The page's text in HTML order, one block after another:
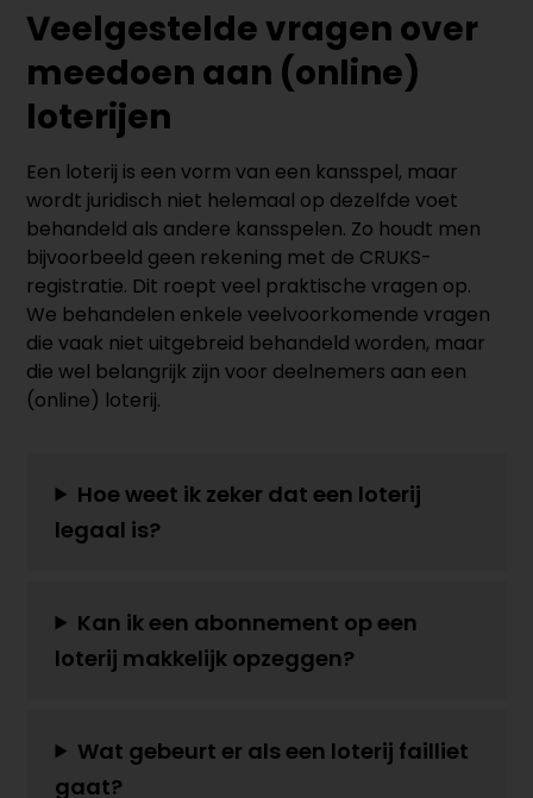
Veelgestelde vragen over
meedoen aan (online)
loterijen
Een loterij is een vorm van een kansspel, maar
wordt juridisch niet helemaal op dezelfde voet
behandeld als andere kansspelen. Zo houdt men
bijvoorbeeld geen rekening met de CRUKS-
registratie. Dit roept veel praktische vragen op.
We behandelen enkele veelvoorkomende vragen
die vaak niet uitgebreid behandeld worden, maar
die wel belangrijk zijn voor deelnemers aan een
(online) loterij.
Hoe weet ik zeker dat een loterij
legaal is?
Kan ik een abonnement op een
loterij makkelijk opzeggen?
Wat gebeurt er als een loterij failliet
gaat?